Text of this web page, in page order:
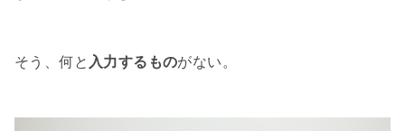
そう、何と 入力するものがない。